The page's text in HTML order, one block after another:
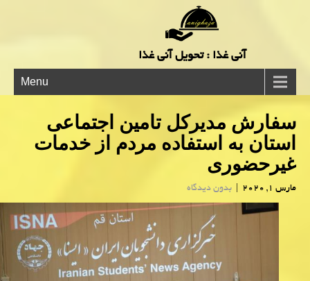
آنی غذا : تحویل آنی غذا
Menu
سفارش مدیركل تامین اجتماعی
استان به استفاده مردم از خدمات
غیرحضوری
مارس 1, 2020 | بدون دیدگاه